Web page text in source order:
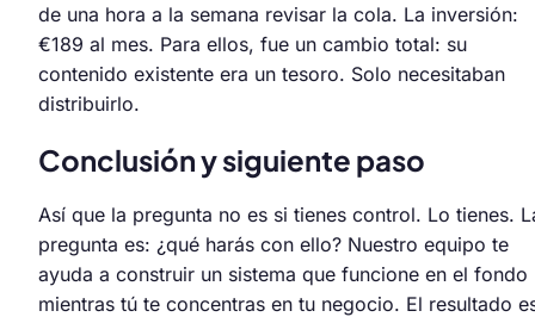
de una hora a la semana revisar la cola. La inversión:
€189 al mes. Para ellos, fue un cambio total: su
contenido existente era un tesoro. Solo necesitaban
distribuirlo.
Conclusión y siguiente paso
Así que la pregunta no es si tienes control. Lo tienes.
pregunta es: ¿qué harás con ello? Nuestro equipo te
ayuda a construir un sistema que funcione en el fondo
mientras tú te concentras en tu negocio. El resultado